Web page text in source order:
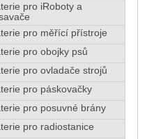
pro iRoboty a
pro měřící přístroje
pro obojky psů
pro ovladače strojů
pro páskovačky
pro posuvné brány
pro radiostanice